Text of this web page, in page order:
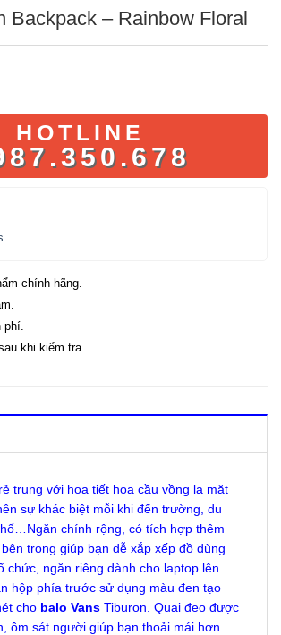
Backpack – Rainbow Floral
HOTLINE
chính hãng.
phí.
khi kiểm tra.
trung với họa tiết hoa cầu vồng lạ mặt
sự khác biệt mỗi khi đến trường, du
chính rộng, có tích hợp thêm
trong giúp bạn dễ xắp xếp đồ dùng
chức, ngăn riêng dành cho laptop lên
hộp phía trước sử dụng màu đen tạo
cho balo Vans Tiburon. Quai đeo được
ôm sát người giúp bạn thoải mái hơn